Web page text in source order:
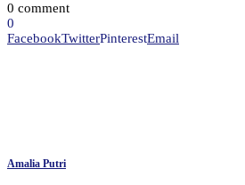
0 comment
0
FacebookTwitterPinterestEmail
Amalia Putri